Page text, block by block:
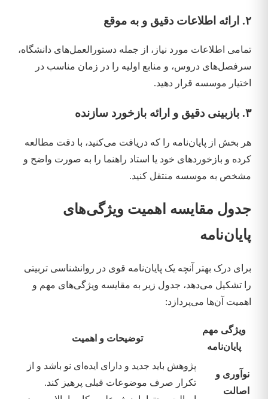
۲. ارائه اطلاعات دقیق و به موقع
تمامی اطلاعات مورد نیاز، از جمله دستورالعمل‌های دانشگاه،
سرفصل‌های دروس، و منابع اولیه را در زمان مناسب در
اختیار موسسه قرار دهید.
۳. بازبینی دقیق و ارائه بازخورد سازنده
هر بخش از پایان‌نامه را که دریافت می‌کنید، با دقت مطالعه
کرده و بازخوردهای خود یا استاد راهنما را به صورت واضح و
مشخص به موسسه منتقل کنید.
جدول مقایسه اهمیت ویژگی‌های
پایان‌نامه
برای درک بهتر آنچه یک پایان‌نامه قوی در روانشناسی تربیتی
را تشکیل می‌دهد، جدول زیر به مقایسه ویژگی‌های مهم و
اهمیت آن‌ها می‌پردازد:
ویژگی مهم
پایان‌نامه
توضیحات و اهمیت
نوآوری و
اصالت
پژوهش باید جدید و دارای ایده‌ای نو باشد و از
تکرار صرف موضوعات قبلی پرهیز کند.